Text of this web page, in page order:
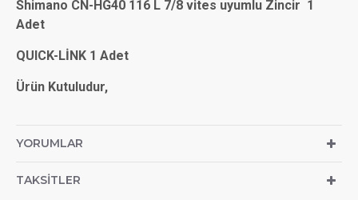
Shimano CN-HG40 116 L 7/8 vites uyumlu Zincir 1
Adet
QUICK-LİNK 1 Adet
Ürün Kutuludur,
YORUMLAR
TAKSITLER